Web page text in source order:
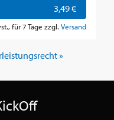
3,49 €
für 7 Tage zzgl. Versand
»